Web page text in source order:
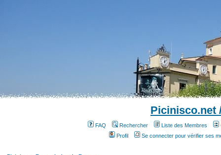
Picinisco.net
FAQ Rechercher Liste des Membres
Profil
Se connecter pour vérifier ses